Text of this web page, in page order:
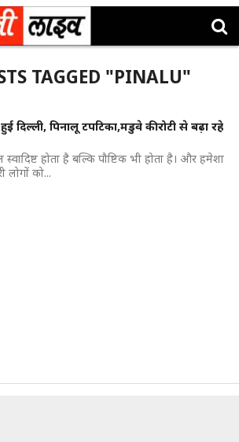
TAGGED "PINALU"
हुई दिल्ली, पिनालू टपटिका,मडुवे की रोटी से बढ़ा रहे
होता है बल्कि पौष्टिक भी होता है। और हमेशा
लोगों को...